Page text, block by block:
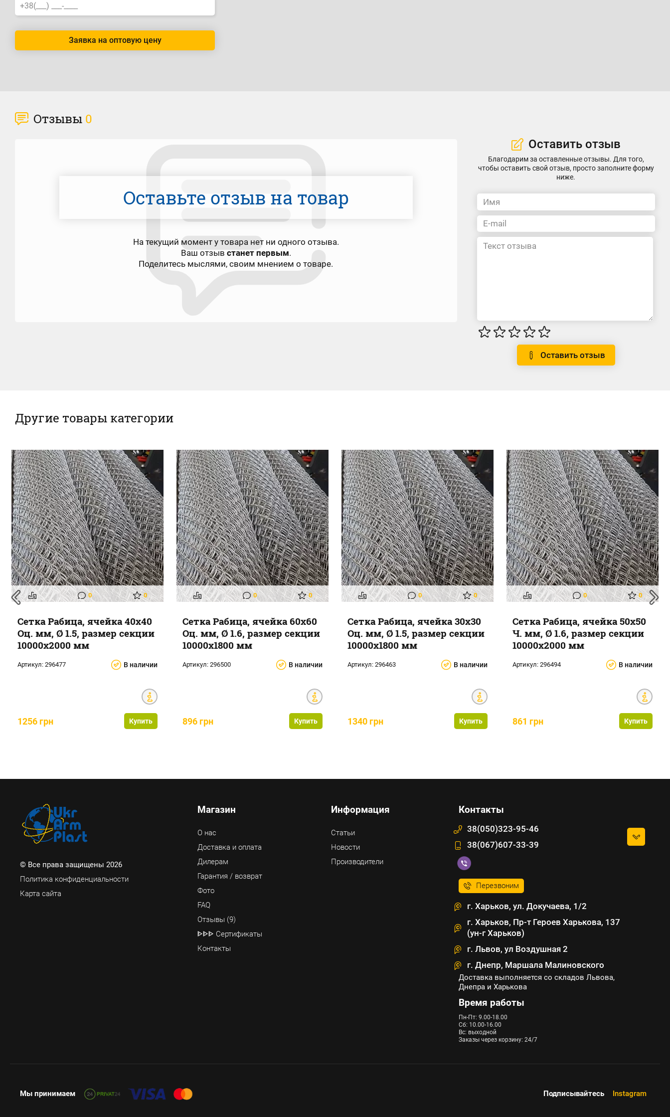
Заявка на оптовую цену
Отзывы 0
Оставьте отзыв на товар
На текущий момент у товара нет ни одного отзыва.
Ваш отзыв станет первым.
Поделитесь мыслями, своим мнением о товаре.
Оставить отзыв
Благодарим за оставленные отзывы. Для того,
чтобы оставить свой отзыв, просто заполните форму
ниже.
Оставить отзыв
Другие товары категории
0 0
Сетка Рабица, ячейка 40x40
Оц. мм, Ø 1.5, размер секции
10000x2000 мм
Артикул: 296477 В наличии
1256 грн Купить
0 0
Сетка Рабица, ячейка 60x60
Оц. мм, Ø 1.6, размер секции
10000x1800 мм
Артикул: 296500 В наличии
896 грн Купить
0 0
Сетка Рабица, ячейка 30x30
Оц. мм, Ø 1.5, размер секции
10000x1800 мм
Артикул: 296463 В наличии
1340 грн Купить
0 0
Сетка Рабица, ячейка 50x50
Ч. мм, Ø 1.6, размер секции
10000x2000 мм
Артикул: 296494 В наличии
861 грн Купить
© Все права защищены 2026
Политика конфиденциальности
Карта сайта
Магазин
О нас
Доставка и оплата
Дилерам
Гарантия / возврат
Фото
FAQ
Отзывы (9)
ᐈᐈᐈ Сертификаты
Контакты
Информация
Статьи
Новости
Производители
Контакты
38(050)323-95-46
38(067)607-33-39
Перезвоним
г. Харьков, ул. Докучаева, 1/2
г. Харьков, Пр-т Героев Харькова, 137
(ун-г Харьков)
г. Львов, ул Воздушная 2
г. Днепр, Маршала Малиновского
Доставка выполняется со складов Львова,
Днепра и Харькова
Время работы
Пн-Пт: 9.00-18.00
Сб: 10.00-16.00
Вс: выходной
Заказы через корзину: 24/7
Мы принимаем Подписывайтесь Instagram